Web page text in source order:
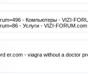
- Компьютеры - VIZI-
- Услуги - VIZI-FORUM.com
er.com - viagra without a doctor